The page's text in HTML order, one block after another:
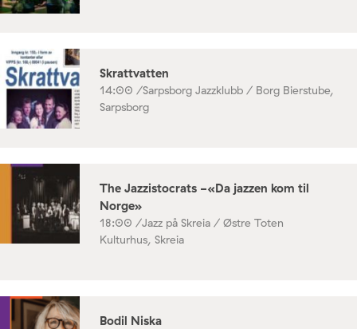
Skrattvatten
14:00 /Sarpsborg Jazzklubb / Borg Bierstube,
Sarpsborg
The Jazzistocrats -«Da jazzen kom til
Norge»
18:00 /Jazz på Skreia / Østre Toten
Kulturhus, Skreia
Bodil Niska